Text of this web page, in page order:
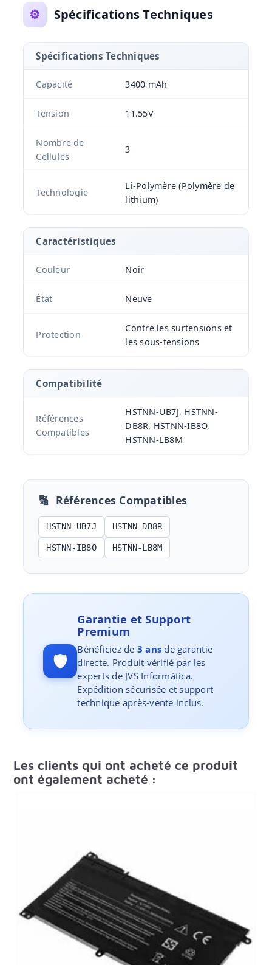
⚙️ Spécifications Techniques
Spécifications Techniques
Capacité 3400 mAh
Tension 11.55V
Nombre de
Cellules
3
Technologie
Li-Polymère (Polymère de
lithium)
Caractéristiques
Couleur Noir
État Neuve
Protection
Contre les surtensions et
les sous-tensions
Compatibilité
Références
Compatibles
HSTNN-UB7J, HSTNN-
DB8R, HSTNN-IB8O,
HSTNN-LB8M
🔢 Références Compatibles
HSTNN-UB7J HSTNN-DB8R
HSTNN-IB8O HSTNN-LB8M
🛡️
Garantie et Support
Premium
Bénéficiez de 3 ans de garantie
directe. Produit vérifié par les
experts de JVS Informática.
Expédition sécurisée et support
technique après-vente inclus.
Les clients qui ont acheté ce produit
ont également acheté :